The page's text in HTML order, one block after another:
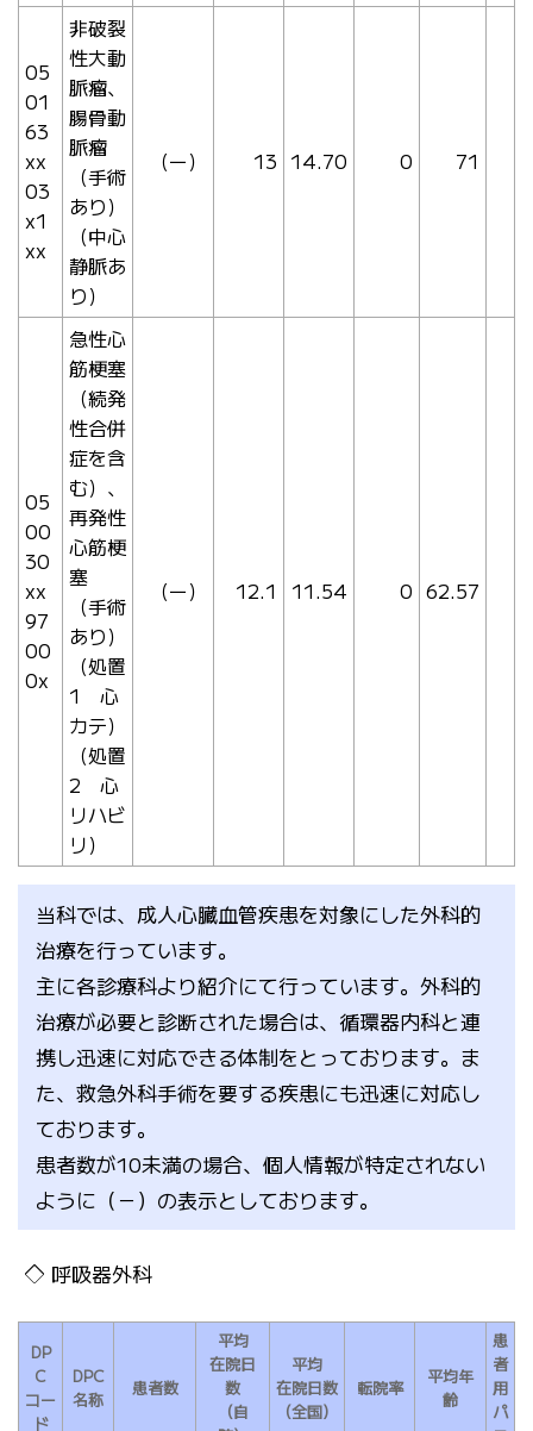
05
01
63
xx
03
x1
xx
非破裂
性大動
脈瘤、
腸骨動
脈瘤
（手術
あり）
（中心
静脈あ
り）
（ー） 13 14.70 0 71
05
00
30
xx
97
00
0x
急性心
筋梗塞
（続発
性合併
症を含
む）、
再発性
心筋梗
塞
（手術
あり）
（処置
1 心
カテ）
（処置
2 心
リハビ
リ）
（ー） 12.1 11.54 0 62.57
当科では、成人心臓血管疾患を対象にした外科的
治療を行っています。
主に各診療科より紹介にて行っています。外科的
治療が必要と診断された場合は、循環器内科と連
携し迅速に対応できる体制をとっております。ま
た、救急外科手術を要する疾患にも迅速に対応し
ております。
患者数が10未満の場合、個人情報が特定されない
ように（－）の表示としております。
呼吸器外科
DP
C
コー
ド
DPC
名称
患者数
平均
在院日
数
（自
平均
在院日数
（全国）
転院率
平均年
齢
患
者
用
パ